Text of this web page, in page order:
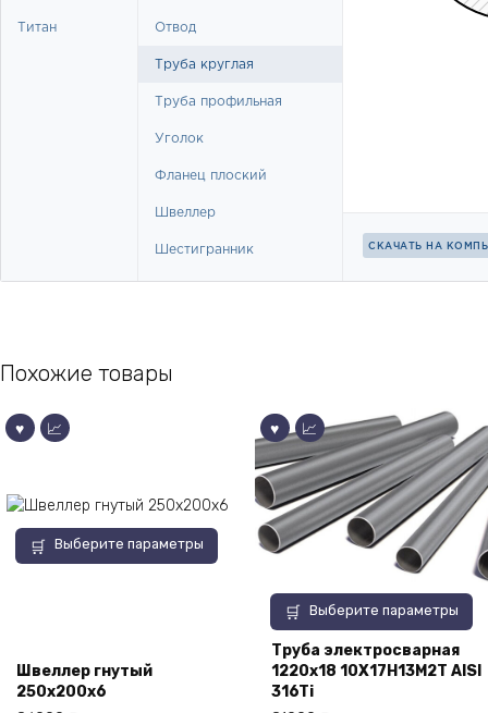
Похожие товары
Выберите параметры
Этот
товар
можно
Швеллер гнутый
250х200х6
Выберите параметры
Этот
товар
имеет
несколько
Труба электросварная
1220х18 10Х17Н13М2Т AISI
316Ti